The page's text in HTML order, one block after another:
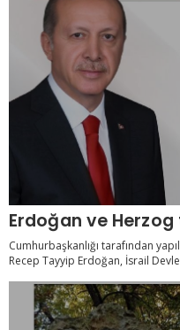
Erdoğan ve
Cumhurbaşkanlığı tarafından
Recep Tayyip Erdoğan, İsrail